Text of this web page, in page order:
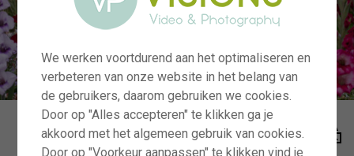
We werken voortdurend aan het optimaliseren en
verbeteren van onze website in het belang van
de gebruikers, daarom gebruiken we cookies.
Door op "Alles accepteren" te klikken ga je
akkoord met het algemeen gebruik van cookies.
Door op "Voorkeur aanpassen" te klikken vind je